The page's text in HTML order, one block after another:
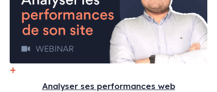
Analyser ses performances web